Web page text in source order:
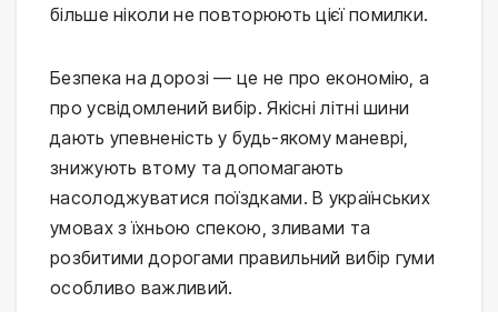
більше ніколи не повторюють цієї помилки.
Безпека на дорозі — це не про економію, а
про усвідомлений вибір. Якісні літні шини
дають упевненість у будь-якому маневрі,
знижують втому та допомагають
насолоджуватися поїздками. В українських
умовах з їхньою спекою, зливами та
розбитими дорогами правильний вибір гуми
особливо важливий.